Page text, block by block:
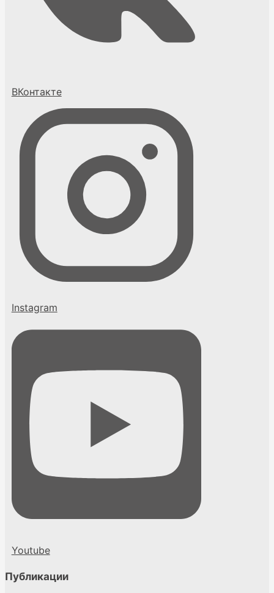
ВКонтакте
Instagram
Youtube
Публикации